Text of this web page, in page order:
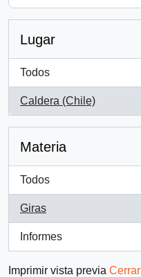
Lugar
Todos
Caldera (Chile)
, 1 resultados
Materia
Todos
Giras
, 1 resultados
Informes
, 1 resultados
Imprimir vista previa Cerrar